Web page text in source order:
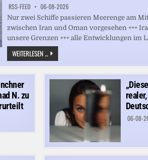
RSS-FEED 06-08-2026
Nur zwei Schiffe passieren Meerenge am
zwischen Iran und Oman vorgesehen +++
unsere Grenzen +++ alle Entwicklungen im
WEITERLESEN ... LIVEBLOG
IRANKRIEG:
SCHIFFSVERKEHR
IN
STRASSE V
TÄRKER E
N. zu
06-08-